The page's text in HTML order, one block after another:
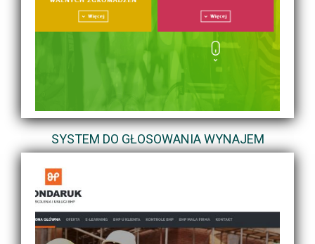
SYSTEM DO GŁOSOWANIA WYNAJEM